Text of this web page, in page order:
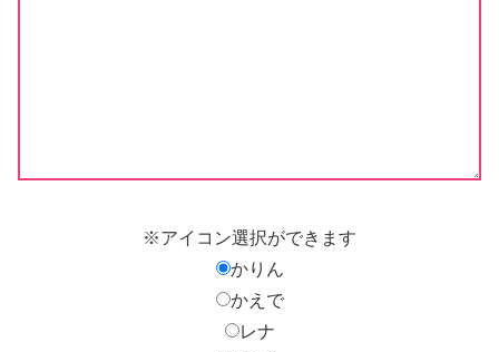
※アイコン選択ができます
かりん
かえで
レナ